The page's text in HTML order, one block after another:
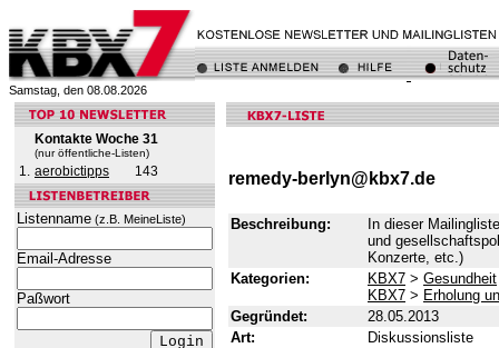
Samstag, den 08.08.2026
Kontakte Woche 31
(nur öffentliche-Listen)
1. aerobictipps 143
Listenname (z.B. MeineListe)
Email-Adresse
Paßwort
remedy-berlyn@kbx7.de
Beschreibung:
In dieser
und
Konzerte, etc.)
Kategorien:
KBX7 > Gesundheit
KBX7 > Erholung
Gegründet:
28.05.2013
Art:
Diskussionsliste